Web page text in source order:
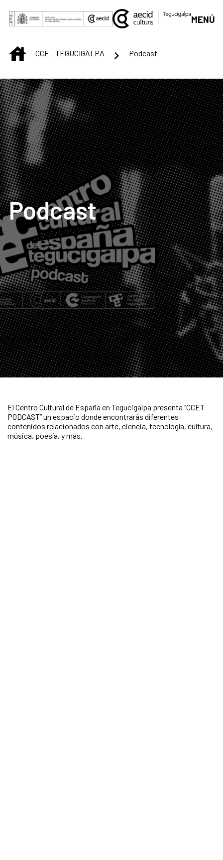
Saltar al contenido principal
MENÚ
INICIOCCE - TEGUCIGALPA Podcast
Podcast
El Centro Cultural de España en Tegucigalpa presenta “CCET
PODCAST” un espacio donde encontrarás diferentes
contenidos relacionados con arte, ciencia, tecnología, cultura,
música, poesía, y más.